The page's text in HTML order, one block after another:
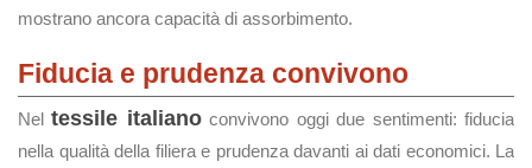
mostrano ancora capacità di assorbimento.
Fiducia e prudenza convivono
Neltessile italianoconvivono oggi due sentimenti: fiducia
nella qualità della filiera e prudenza davanti ai dati economici. La